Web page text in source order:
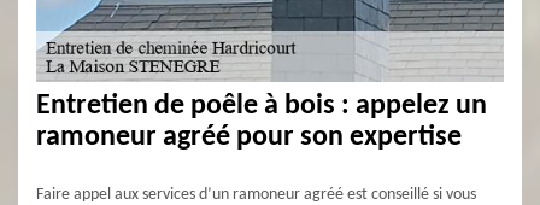
Entretien de poêle à bois : appelez un
ramoneur agréé pour son expertise
Faire appel aux services d’un ramoneur agréé est conseillé si vous